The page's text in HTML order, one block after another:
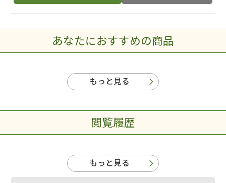
あなたにおすすめの商品
もっと見る
閲覧履歴
もっと見る